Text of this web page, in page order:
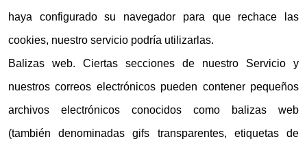
haya configurado su navegador para que rechace las
cookies, nuestro servicio podría utilizarlas.
Balizas web. Ciertas secciones de nuestro Servicio y
nuestros correos electrónicos pueden contener pequeños
archivos electrónicos conocidos como balizas web
(también denominadas gifs transparentes, etiquetas de